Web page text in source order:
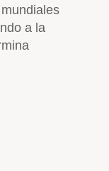
a la